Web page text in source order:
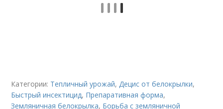
Категории: Тепличный урожай,Децис от белокрылки,
Быстрый инсектицид, Препаративная форма,
Земляничная белокрылка, Борьба с земляничной